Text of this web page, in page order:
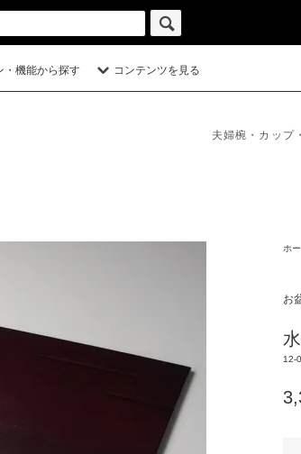
・機能から探す コンテンツを見る
夫婦椀・カップ
ホ
お
12-